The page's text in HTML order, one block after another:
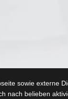
sowie externe
nach belieben